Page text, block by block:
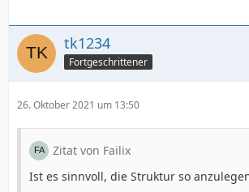
tk1234
Fortgeschrittener
26. Oktober 2021 um 13:50
Zitat von Failix
Ist es sinnvoll, die Struktur so